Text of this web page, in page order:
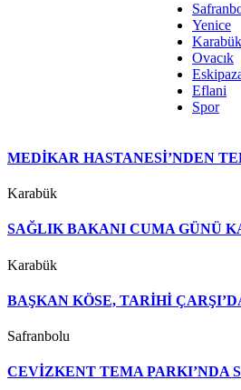
Yenice
Karabük
Ovacık
Eflani
Spor
MEDİKAR HASTANESİ’NDEN
Karabük
SAĞLIK BAKANI CUMA GÜNÜ
Karabük
BAŞKAN KÖSE, TARİHİ
Safranbolu
CEVİZKENT TEMA PARKI’NDA